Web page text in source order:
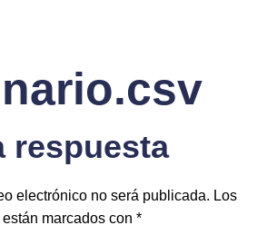
respuesta
electrónico no será publicada. Los
marcados con *